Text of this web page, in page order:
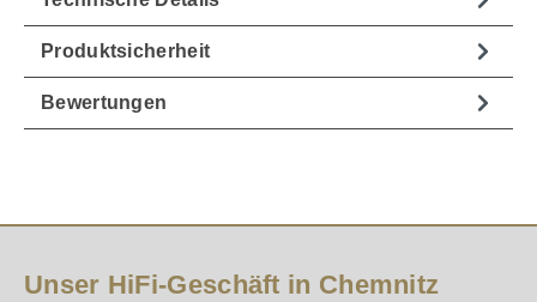
Produktsicherheit
Bewertungen
Unser HiFi-Geschäft in Chemnitz